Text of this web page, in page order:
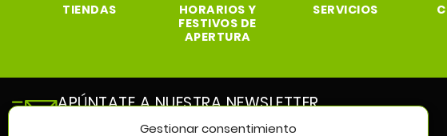
Gestionar consentimiento
TIENDAS
HORARIOS Y
FESTIVOS DE
APERTURA
SERVICIOS
APÚNTATE A NUESTRA NEWSLETTER
y entérate de todas las novedades de nuestro centro